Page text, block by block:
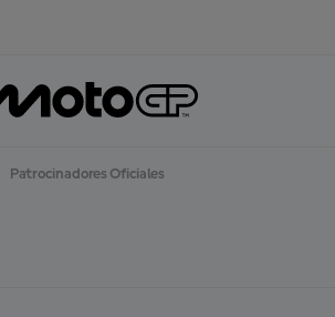
Patrocinadores Oficiales